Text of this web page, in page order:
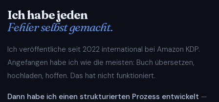
Ich habe jeden
Fehler selbst gemacht.
Ich veröffentliche seit 2022 international bei Amazon KDP.
Angefangen habe ich wie die meisten: Buch übersetzen,
hochladen, hoffen. Das hat nicht funktioniert.
Dann habe ich einen strukturierten Prozess entwickelt —